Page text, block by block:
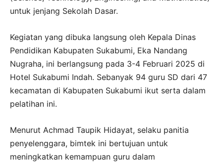
untuk jenjang Sekolah Dasar.
Kegiatan yang dibuka langsung oleh Kepala Dinas
Pendidikan Kabupaten Sukabumi, Eka Nandang
Nugraha, ini berlangsung pada 3-4 Februari 2025 di
Hotel Sukabumi Indah. Sebanyak 94 guru SD dari 47
kecamatan di Kabupaten Sukabumi ikut serta dalam
pelatihan ini.
Menurut Achmad Taupik Hidayat, selaku panitia
penyelenggara, bimtek ini bertujuan untuk
meningkatkan kemampuan guru dalam